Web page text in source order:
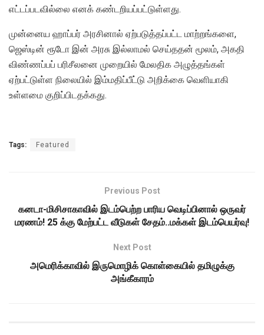
எட்டப்படவில்லை எனக் கண்டறியப்பட்டுள்ளது.
முன்னைய ஹாப்பர் அரசினால் ஏற்படுத்தப்பட்ட மாற்றங்களை,
ஜெஸ்டின் ரூடோ இன் அரசு இல்லாமல் செய்ததன் மூலம், அகதி
விண்ணப்பப் பரிசீலனை முறையில் மேலதிக அழுத்தங்கள்
ஏற்பட்டுள்ள நிலையில் இம்மதிப்பீட்டு அறிக்கை வெளியாகி
உள்ளமை குறிப்பிடதக்கது.
Tags: Featured
Previous Post
கனடா-மிசிசாகாவில் இடம்பெற்ற பாரிய வெடிப்பினால் ஒருவர்
மரணம்! 25 க்கு மேற்பட்ட வீடுகள் சேதம்..மக்கள் இடம்பெயர்வு!
Next Post
அமெரிக்காவில் இருமொழிக் கொள்கையில் தமிழுக்கு
அங்கீகாரம்